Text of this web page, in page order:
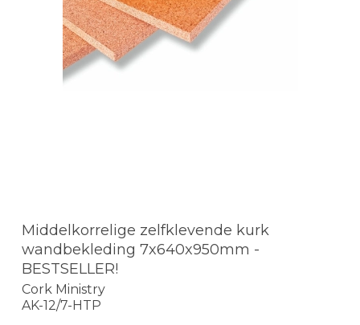
Middelkorrelige zelfklevende kurk
wandbekleding 7x640x950mm -
BESTSELLER!
Cork Ministry
AK-12/7-HTP